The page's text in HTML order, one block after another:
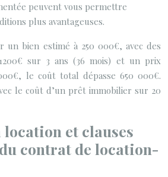
peuvent vous permettre
plus avantageuses.
un bien estimé à 250 000€, avec des
sur 3 ans (36 mois) et un prix
le coût total dépasse 650 000€.
le coût d’un prêt immobilier sur 20
location et clauses
contrat de location-